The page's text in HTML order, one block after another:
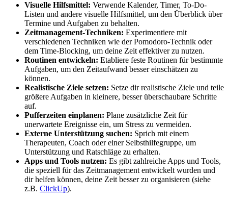
Visuelle Hilfsmittel: Verwende Kalender, Timer, To-Do-
Listen und andere visuelle Hilfsmittel, um den Überblick über
Termine und Aufgaben zu behalten.
Zeitmanagement-Techniken: Experimentiere mit
verschiedenen Techniken wie der Pomodoro-Technik oder
dem Time-Blocking, um deine Zeit effektiver zu nutzen.
Routinen entwickeln: Etabliere feste Routinen für bestimmte
Aufgaben, um den Zeitaufwand besser einschätzen zu
können.
Realistische Ziele setzen: Setze dir realistische Ziele und teile
größere Aufgaben in kleinere, besser überschaubare Schritte
auf.
Pufferzeiten einplanen: Plane zusätzliche Zeit für
unerwartete Ereignisse ein, um Stress zu vermeiden.
Externe Unterstützung suchen: Sprich mit einem
Therapeuten, Coach oder einer Selbsthilfegruppe, um
Unterstützung und Ratschläge zu erhalten.
Apps und Tools nutzen: Es gibt zahlreiche Apps und Tools,
die speziell für das Zeitmanagement entwickelt wurden und
dir helfen können, deine Zeit besser zu organisieren (siehe
z.B. ClickUp).